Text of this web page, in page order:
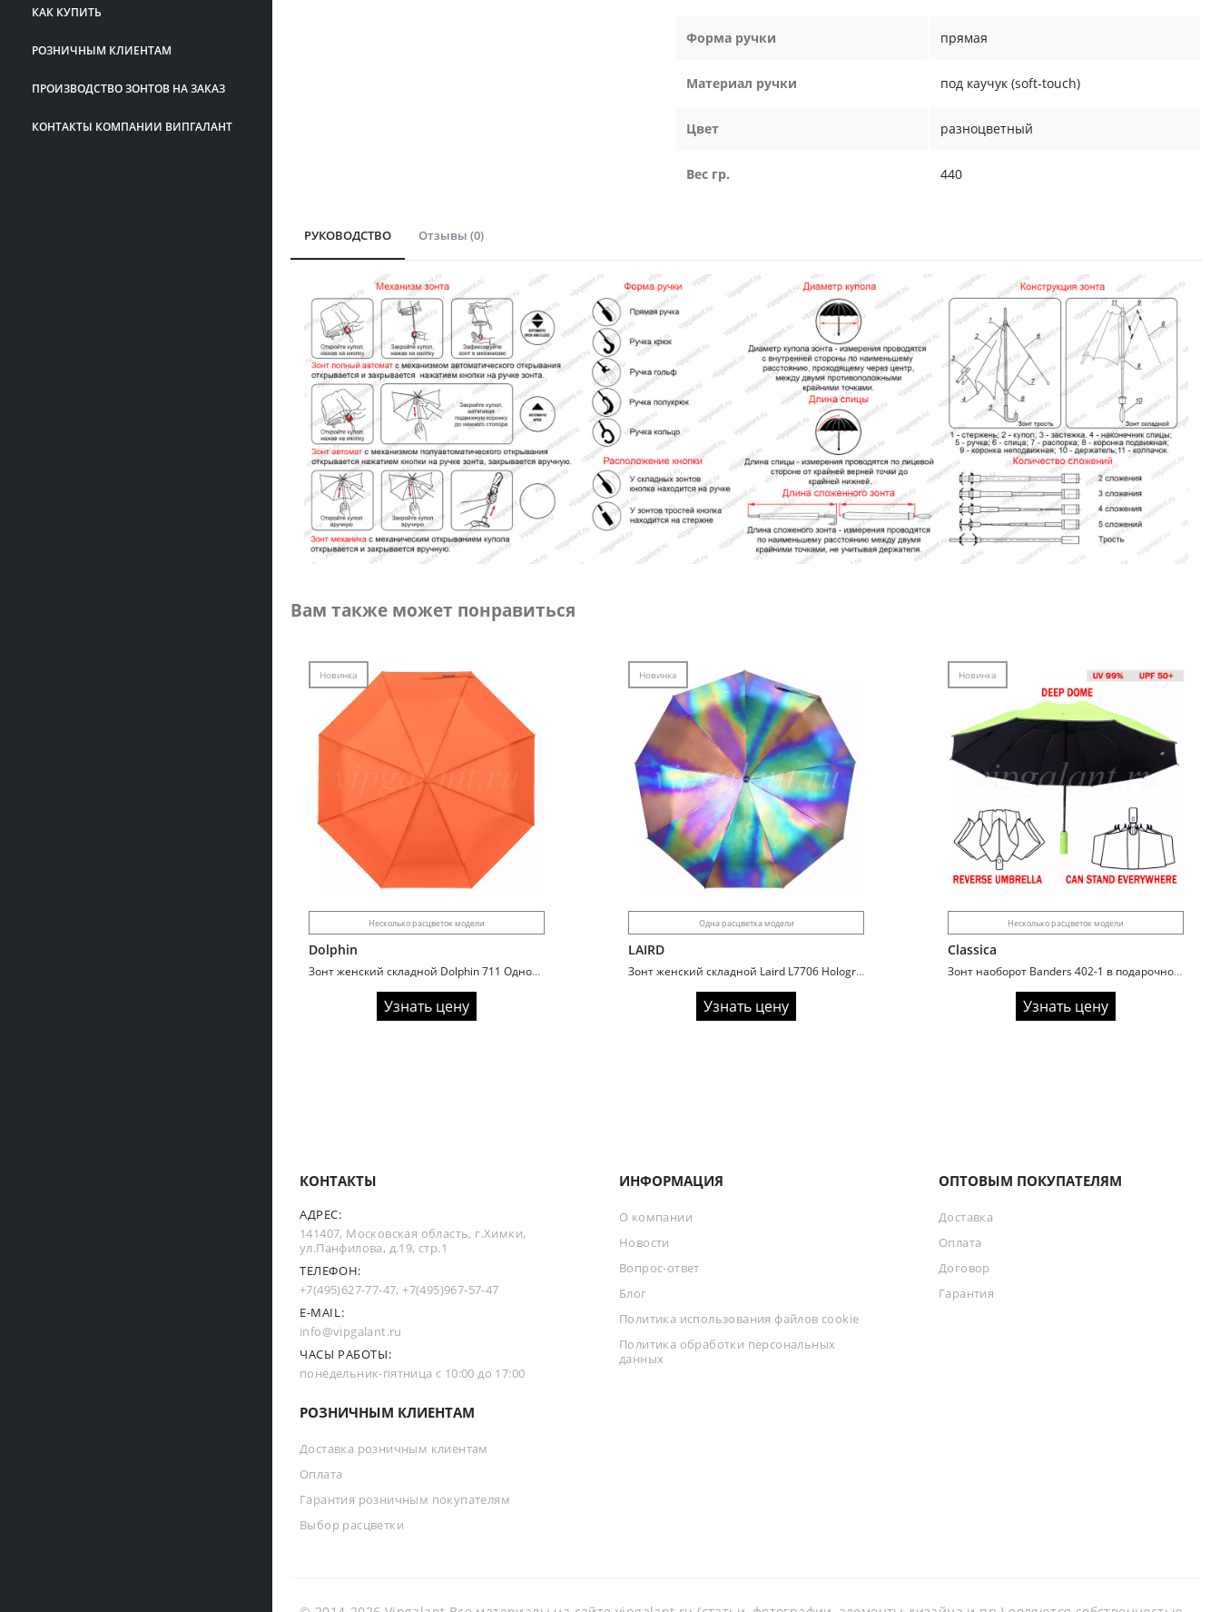
КАК КУПИТЬ
РОЗНИЧНЫМ КЛИЕНТАМ
ПРОИЗВОДСТВО ЗОНТОВ НА ЗАКАЗ
КОНТАКТЫ КОМПАНИИ ВИПГАЛАНТ
Форма ручки прямая
Материал ручки под каучук (soft-touch)
Цвет разноцветный
Вес гр. 440
РУКОВОДСТВО Отзывы (0)
Вам также может понравиться
Новинка
Несколько расцветок модели
Dolphin
Зонт женский складной Dolphin 711 Однотонный
Узнать цену
Новинка
Одна расцветка модели
LAIRD
Зонт женский складной Laird L7706 Hologram
Узнать цену
Новинка
Несколько расцветок модели
Classica
Зонт наоборот Banders 402-1 в подарочной упаковке
Узнать цену
КОНТАКТЫ
АДРЕС:
141407, Московская область, г.Химки,
ул.Панфилова, д.19, стр.1
ТЕЛЕФОН:
+7(495)627-77-47,+7(495)967-57-47
E-MAIL:
info@vipgalant.ru
ЧАСЫ РАБОТЫ:
понедельник-пятница с 10:00 до 17:00
ИНФОРМАЦИЯ
О компании
Новости
Вопрос-ответ
Блог
Политика использования файлов cookie
Политика обработки персональных
данных
ОПТОВЫМ ПОКУПАТЕЛЯМ
Доставка
Оплата
Договор
Гарантия
РОЗНИЧНЫМ КЛИЕНТАМ
Доставка розничным клиентам
Оплата
Гарантия розничным покупателям
Выбор расцветки